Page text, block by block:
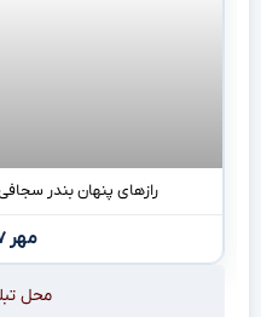
رازهای پنهان بندر
مهر ۱۷, ۱۴۰۴
محل